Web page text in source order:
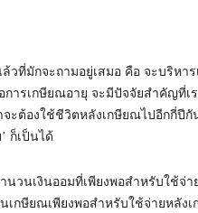
ที่มักจะถามอยู่เสมอ คือ จะบริหา
การเกษียณอายุ จะมีปัจจัยสำคัญที่
จะต้องใช้ชีวิตหลังเกษียณไปอีกกี่ปี
ก็เป็นได้
วนเงินออมที่เพียงพอสำหรับใช้จ่
เกษียณเพียงพอสำหรับใช้จ่ายหลัง